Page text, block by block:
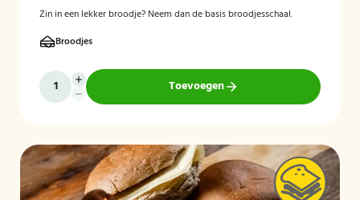
Zin in een lekker broodje? Neem dan de basis broodjesschaal.
Broodjes
Toevoegen